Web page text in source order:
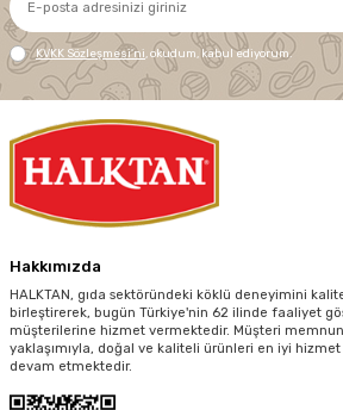
KVKK Sözleşmesi'ni , okudum, kabul ediyorum.
Hakkımızda
HALKTAN, gıda sektöründeki köklü deneyimini
birleştirerek, bugün Türkiye'nin 62 ilinde faaliyet
müşterilerine hizmet vermektedir. Müşteri
yaklaşımıyla, doğal ve kaliteli ürünleri en iyi hizmet
devam etmektedir.